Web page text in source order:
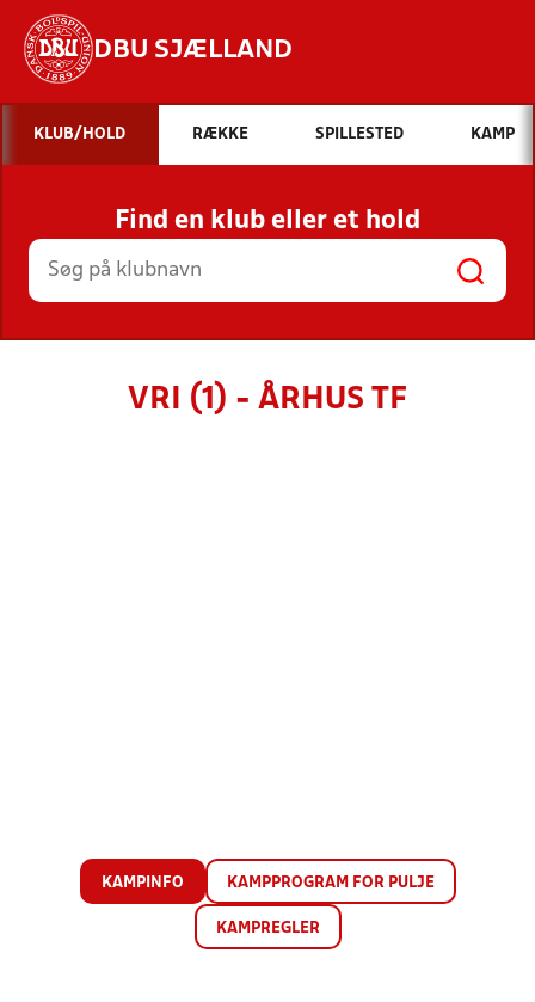
DBU SJÆLLAND
Hvad vil du søge efter?
INDHOLD OG NYHEDER
STILLINGER, RESULTATER, KLUBBER OG
HOLD
KLUB/HOLD RÆKKE SPILLESTED KAMP
Find en klub eller et hold
VRI (1) - ÅRHUS TF
KAMPINFO KAMPPROGRAM FOR PULJE
KAMPREGLER